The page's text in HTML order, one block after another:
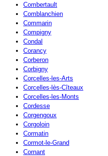
Combertault
Comblanchien
Commarin
Compigny
Condal
Corancy
Corberon
Corbigny
Corcelles-les-Arts
Corcelles-lès-Cîteaux
Corcelles-les-Monts
Cordesse
Corgengoux
Corgoloin
Cormatin
Cormot-le-Grand
Cornant